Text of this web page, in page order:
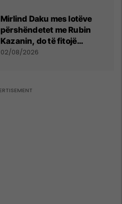
Mirlind Daku mes lotëve
përshëndetet me Rubin
Kazanin, do të fitojë
miliona te Spartak Moska
02/08/2026